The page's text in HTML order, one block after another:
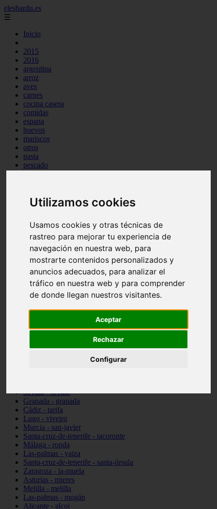
Utilizamos cookies
Usamos cookies y otras técnicas de
rastreo para mejorar tu experiencia de
navegación en nuestra web, para
mostrarte contenidos personalizados y
anuncios adecuados, para analizar el
tráfico en nuestra web y para comprender
de donde llegan nuestros visitantes.
Aceptar
Rechazar
Configurar
elesbardu.es
☰
Inicio
2015
2016
argentina
arroz
aves
carnes
cocina casera
comidas
espana
huevos
mariscos
otros
pasta
pescado
tag
venezuela
vocabulario de cocina
Madrid - pozuelo-de-alarcón
Teruel - sarrión
Cádiz - algodonales
Illes-balears - inca
Madrid - madrid
Málaga - torremolinos
Asturias - oviedo
Cádiz - el-puerto-de-santa-maría
Toledo - illescas
Málaga - marbella
Barcelona - barcelona
Sevilla - sevilla
Granada - granada
Cádiz - tarifa
Lugo - viveiro
Murcia - san-javier
Santa-cruz-de-tenerife - tacoronte
Málaga - ronda
Las-palmas - yaiza
Santa-cruz-de-tenerife - santa-úrsula
Zaragoza - la-muela
Asturias - mieres
Melilla - melilla
Las-palmas - mogán
Alicante - alcoi